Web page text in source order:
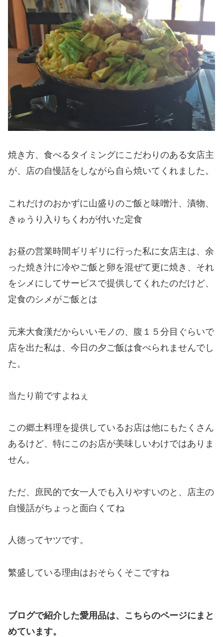
焼き方、食べるタイミングにこだわりのある女店主
が、店の自慢話をしながら自ら焼いてくれました。
これだけのおかずに山盛りのご飯と味噌汁、漬物、
きゅうり入りちくわが付いた定食
お昼の営業時間ギリギリに行った私に女店主は、余
った焼き汁に冷やご飯と卵を混ぜて更に焼き、それ
をシメにしてサービスで提供してくれたのだけど、
定食のシメがご飯とは
元来大食漢だからいいモノの、腹１５分目ぐらいで
店を出た私は、今日の夕ご飯は食べられませんでし
た。
当たり前ですよねぇ
この郷土料理を提供しているお店は他にもたくさん
あるけど、特にこのお店が美味しいわけではありま
せん。
ただ、庶民的で女一人でも入りやすいのと、店主の
自慢話がちょっと面白くてね
人徳ってヤツです。
繁盛している理由はおそらくそこですね
ブログで紹介した愛用品は、こちらのページにまと
めています。